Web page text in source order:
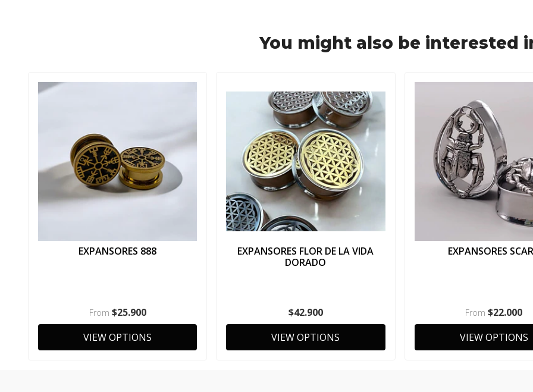
You might also be interested
EXPANSORES 888
From $25.900
VIEW OPTIONS
EXPANSORES FLOR DE LA VIDA
DORADO
$42.900
VIEW OPTIONS
EXPANSORES
From$22.000
VIEW OPTIONS